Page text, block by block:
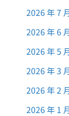
2026 年 7
2026 年 6
2026 年 5
2026 年 3
2026 年 2
2026 年 1